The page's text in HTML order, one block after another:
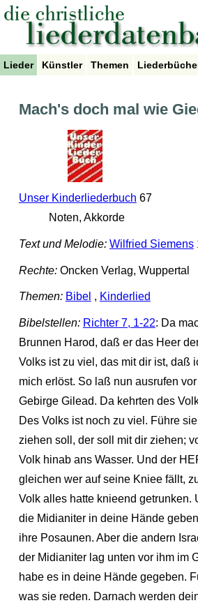
Lieder Künstler Themen
Mach's doch mal wie
Unser Kinderliederbuch 67
Noten, Akkorde
Text und Melodie: Wilfried Siemens
Rechte:Oncken Verlag, Wuppertal
Themen: Bibel , Kinderlied
Bibelstellen: Richter 7, 1-22: Da
Brunnen Harod, daß er das Heer
Volks ist zu viel, das mit dir ist, daß
mich erlöst. So laß nun ausrufen
Gebirge Gilead. Da kehrten des
Des Volks ist noch zu viel. Führe
ziehen soll, der soll mit dir ziehen;
Volk hinab ans Wasser. Und der
gleichen wer auf seine Kniee fällt,
Volk alles hatte knieend getrunken.
die Midianiter in deine Hände
ihre Posaunen. Aber die andern
der Midianiter lag unten vor ihm im
habe es in deine Hände gegeben.
was sie reden. Darnach werden